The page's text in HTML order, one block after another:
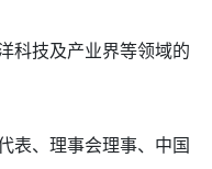
科技及产业界等领域的
表、理事会理事、中国